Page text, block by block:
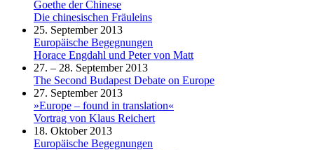
Goethe der Chinese
Die chinesischen Fräuleins
25. September 2013
Europäische Begegnungen
Horace Engdahl und Peter von Matt
27. – 28. September 2013
The Second Budapest Debate on Europe
27. September 2013
»Europe – found in translation«
Vortrag von Klaus Reichert
18. Oktober 2013
Europäische Begegnungen